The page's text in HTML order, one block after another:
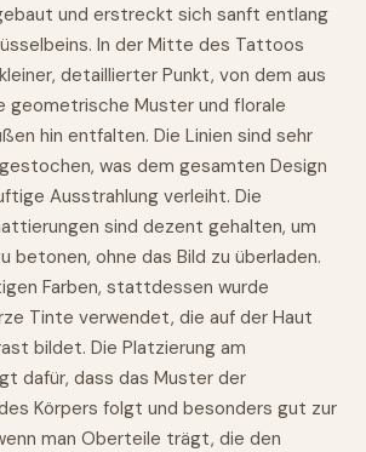
und erstreckt sich sanft entlang
In der Mitte des Tattoos
detaillierter Punkt, von dem aus
geometrische Muster und florale
hin entfalten. Die Linien sind sehr
was dem gesamten Design
Ausstrahlung verleiht. Die
sind dezent gehalten, um
betonen, ohne das Bild zu überladen.
Farben, stattdessen wurde
Tinte verwendet, die auf der Haut
bildet. Die Platzierung am
dafür, dass das Muster der
Körpers folgt und besonders gut zur
man Oberteile trägt, die den